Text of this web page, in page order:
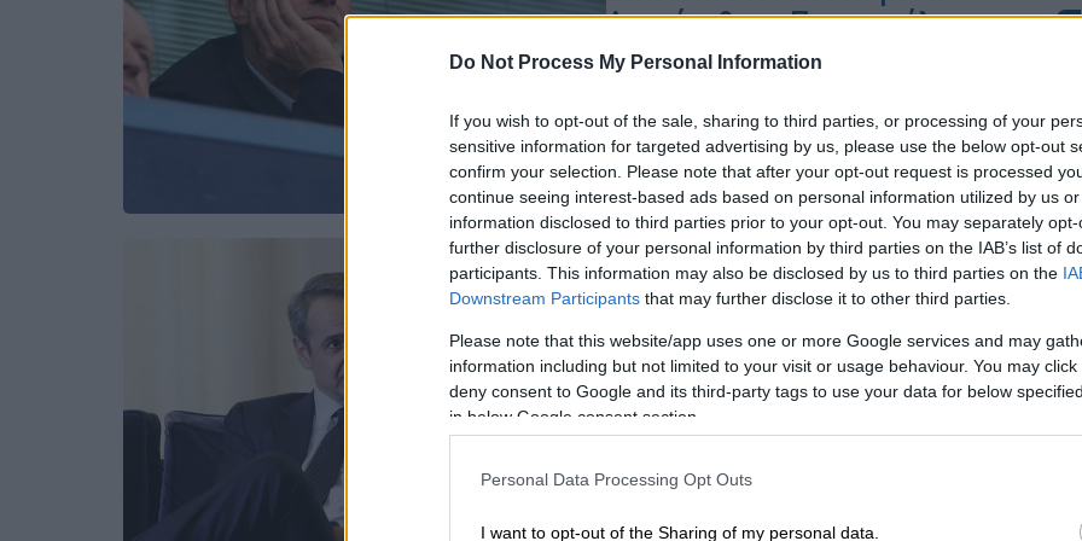
Do Not Process My Personal Information
If you wish to opt-out of the sale, sharing to third parties, or processing of your
sensitive information for targeted advertising by us, please use the below opt-out
confirm your selection. Please note that after your opt-out request is processed
continue seeing interest-based ads based on personal information utilized by us
information disclosed to third parties prior to your opt-out. You may separately
further disclosure of your personal information by third parties on the IAB’s list of
participants. This information may also be disclosed by us to third parties on the
Downstream Participants that may further disclose it to other third parties.
Please note that this website/app uses one or more Google services and may
information including but not limited to your visit or usage behaviour. You may
deny consent to Google and its third-party tags to use your data for below
in below Google consent section.
Personal Data Processing Opt Outs
I want to opt-out of the Sharing of my personal data.
Αμπράμοβιτς - Ποιος ο ρόλος του
Ρώσου δισεκατομμυριούχου
ανεχτούν. Τα πάει καλά με όλους»
λένε για τον Ρόμαν Αμπράμοβιτς
Πολιτική|31.05.2026 10:23
Μητσοτάκης: Τέλος Ιουνίου το
έκτακτο επίδομα παιδιού 150
ευρώ - Επέκταση και της
επιδότησης στο diesel
Η κυριακάτικη ανασκόπηση του
τους υποψηφίους των πανελλαδικών